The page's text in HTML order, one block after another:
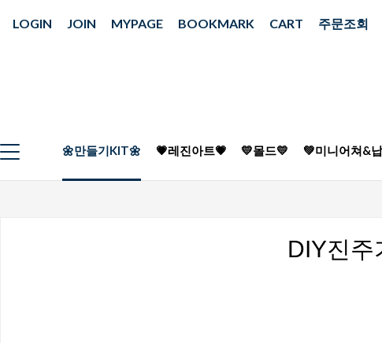
LOGIN JOIN MYPAGE BOOKMARK CART 주문조회
🌼만들기KIT🌼 💗레진아트💗 💛몰드💛 💚미니어쳐&
DIY진주